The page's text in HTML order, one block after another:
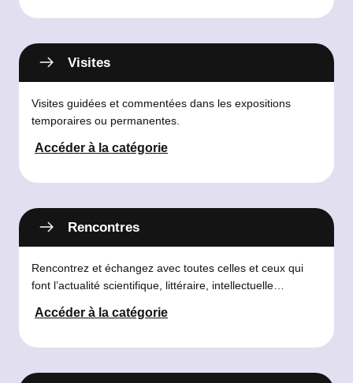
Visites
Visites guidées et commentées dans les expositions
temporaires ou permanentes.
Accéder à la catégorie
Rencontres
Rencontrez et échangez avec toutes celles et ceux qui
font l’actualité scientifique, littéraire, intellectuelle…
Accéder à la catégorie